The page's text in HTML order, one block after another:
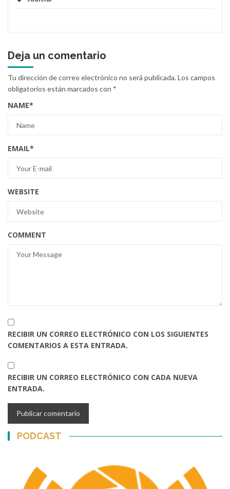
Deja un comentario
Tu dirección de correo electrónico no será publicada.Los campos
obligatorios están marcados con *
NAME*
EMAIL*
WEBSITE
COMMENT
RECIBIR UN CORREO ELECTRÓNICO CON LOS SIGUIENTES
COMENTARIOS A ESTA ENTRADA.
RECIBIR UN CORREO ELECTRÓNICO CON CADA NUEVA
ENTRADA.
PODCAST